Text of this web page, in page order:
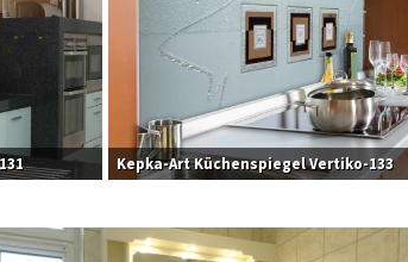
Kepka-Art Küchenspiegel Vertiko-133